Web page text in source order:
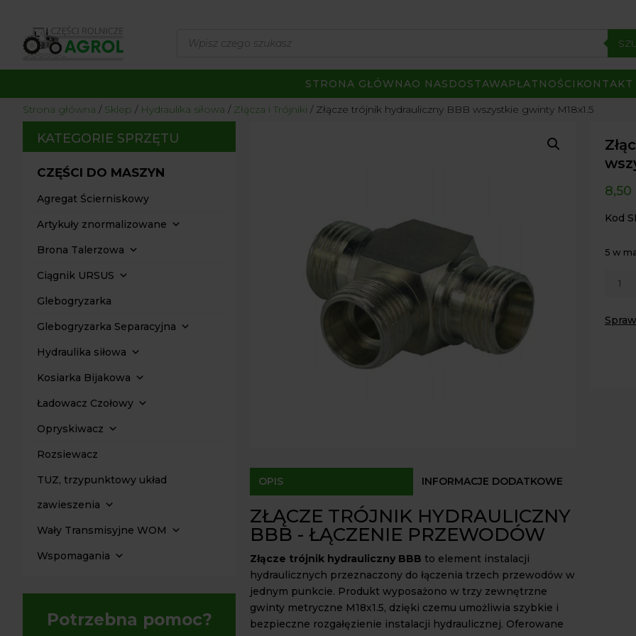
produktów
STRONA GŁÓWNAO NAS DOSTAWAPŁATNOŚCI KONTAKT
Strona główna / Sklep / Hydraulika siłowa / Złącza i Trójniki / Złącze trójnik hydrauliczny BBB wszystkie gwinty M18x1.5
KATEGORIE SPRZĘTU
CZĘŚCI DO MASZYN
Agregat Ścierniskowy
Artykuły znormalizowane
Brona Talerzowa
Ciągnik URSUS
Glebogryzarka
Glebogryzarka Separacyjna
Hydraulika siłowa
Kosiarka Bijakowa
Ładowacz Czołowy
Opryskiwacz
Rozsiewacz
TUZ, trzypunktowy układ
zawieszenia
Wały Transmisyjne WOM
Wspomagania
Potrzebna pomoc?
OPIS INFORMACJE DODATKOWE
ZŁĄCZE TRÓJNIK HYDRAULICZNY
BBB - ŁĄCZENIE PRZEWODÓW
Złącze trójnik hydrauliczny BBB to element instalacji
hydraulicznych przeznaczony do łączenia trzech przewodów w
jednym punkcie. Produkt wyposażono w trzy zewnętrzne
gwinty metryczne M18x1.5, dzięki czemu umożliwia szybkie i
bezpieczne rozgałęzienie instalacji hydraulicznej. Oferowane
8,50
Kod
5 w